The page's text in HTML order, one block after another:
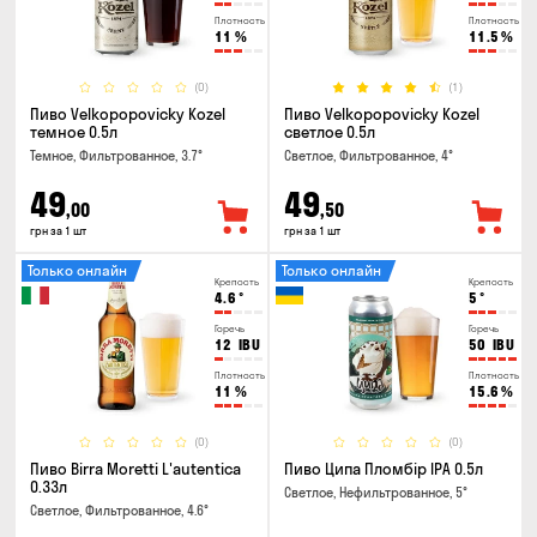
Плотность
11 %
(0)
Пиво Velkopopovicky Kozel
темное 0.5л
Темное, Фильтрованное, 3.7°
49,00
грн за 1 шт
Плотность
11.5 %
(1)
Пиво Velkopopovicky Kozel
светлое 0.5л
Светлое, Фильтрованное, 4°
49,50
грн за 1 шт
Крепость
4.6 °
Горечь
12 IBU
Плотность
11 %
(0)
Только онлайн
Пиво Birra Moretti L'autentica
0.33л
Светлое, Фильтрованное, 4.6°
Крепость
5 °
Горечь
50 IBU
Плотность
15.6 %
(0)
Только онлайн
Пиво Ципа Пломбір IPA 0.5л
Светлое, Нефильтрованное, 5°